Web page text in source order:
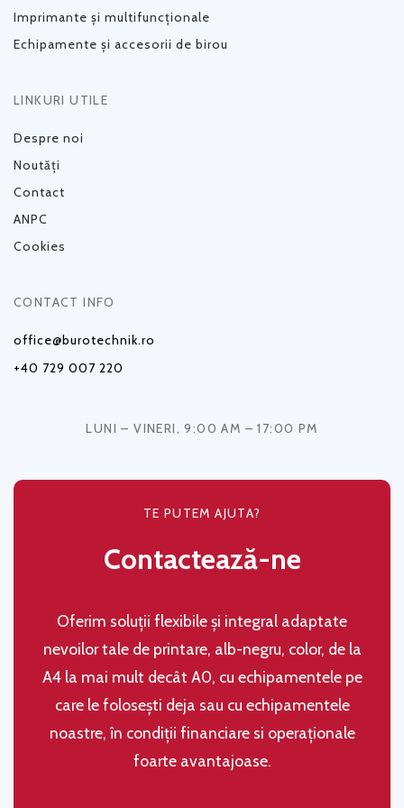
Imprimante și multifuncționale
Echipamente și accesorii de birou
LINKURI UTILE
Despre noi
Noutăți
Contact
ANPC
Cookies
CONTACT INFO
office@burotechnik.ro
+40 729 007 220
LUNI – VINERI, 9:00 AM – 17:00 PM
TE PUTEM AJUTA?
Contactează-ne
Oferim soluţii flexibile şi integral adaptate
nevoilor tale de printare, alb-negru, color, de la
A4 la mai mult decât A0, cu echipamentele pe
care le folosești deja sau cu echipamentele
noastre, în condiţii financiare si operaţionale
foarte avantajoase.